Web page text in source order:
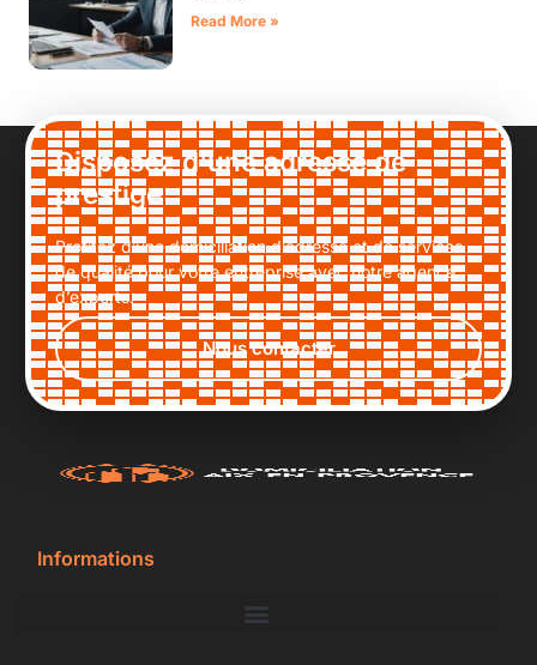
Read More »
Disposez d'une adresse de
prestige
Profitez d’une domiciliation d’adresse et de services
de qualité pour votre entreprise avec notre agence
d’experts.
Nous contacter
Informations